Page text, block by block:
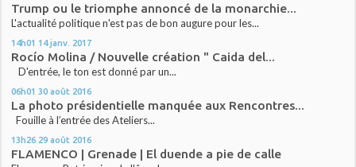
Trump ou le triomphe annoncé de la monarchie...
L'actualité politique n'est pas de bon augure pour les...
14h01 14 janv. 2017
Rocío Molina / Nouvelle création " Caida del...
D'entrée, le ton est donné par un...
06h01 30 août 2016
La photo présidentielle manquée aux Rencontres...
Fouille à l’entrée des Ateliers...
13h26 29 août 2016
FLAMENCO | Grenade | El duende a pie de calle